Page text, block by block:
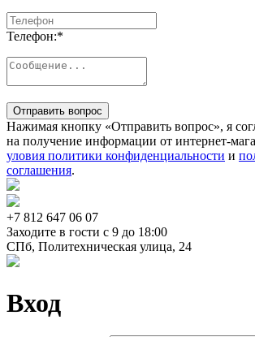
Телефон:*
Отправить вопрос
Нажимая кнопку «Отправить вопрос», я
на получение информации от интернет-
уловия политики конфиденциальности и
соглашения.
+7 812 647 06 07
Заходите в гости c 9 до 18:00
СПб, Политехническая улица, 24
Вход